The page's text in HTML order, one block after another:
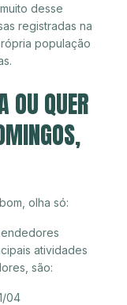
desse
registradas na
população
OU QUER
olha só:
atividades
são:
04